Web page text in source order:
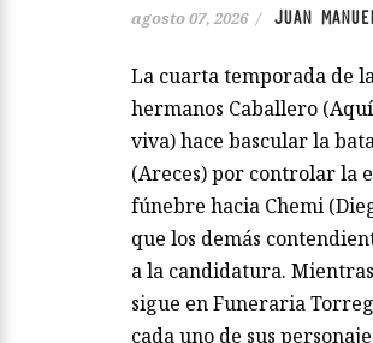
agosto 07, 2026 / JUAN
La cuarta temporada de
hermanos Caballero
viva) hace bascular la
(Areces) por controlar la
fúnebre hacia Chemi
que los demás
a la candidatura.
sigue en Funeraria
cada uno de sus